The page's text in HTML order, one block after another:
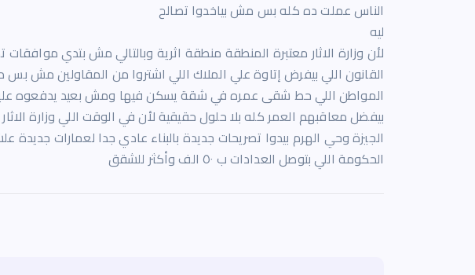
الناس عملت ده كله بس مش بياخدوا تصالح
ليه
لأن وزارة الاثار معتبرة المنطقة منطقة اثرية وبالتالي مش بتدي
القانون اللي بيفرض إتاوة علي الملاك اللي اشتروا من المقاولين مش
المواطن اللي حط شقى عمره في شقة يسكن فيها ومش بعيد يدفعوه
بيفضل معاقبهم العمر كله بلا حلول حقيقية لأن في الوقت اللي وزارة
الجيزة وحي الهرم بيدوا تصريحات جديدة بالبناء عادي جدا لعمارات جديدة
الحكومة اللي بتوصل العدادات ب ٥٠ الف وأكثر للشقق